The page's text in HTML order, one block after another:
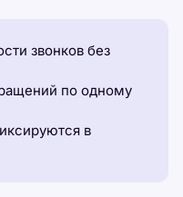
звонков без
по одному
в